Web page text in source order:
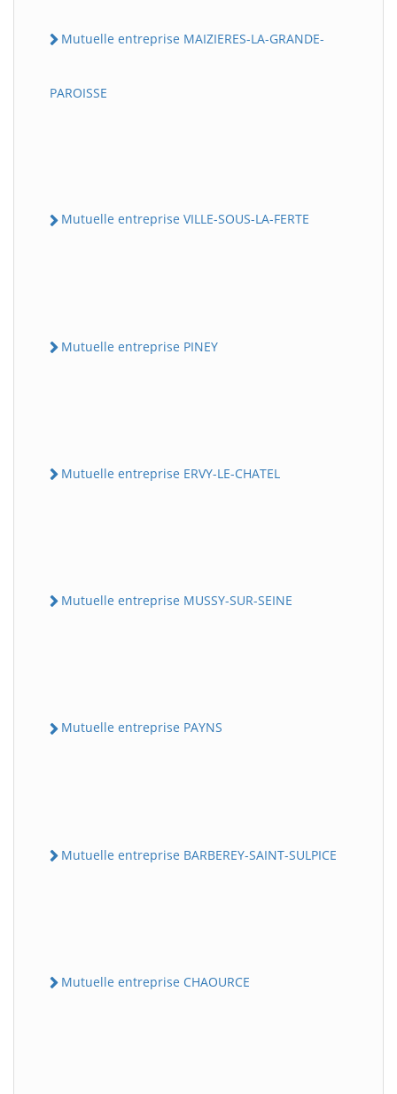
Mutuelle entreprise MAIZIERES-LA-GRANDE-
PAROISSE
Mutuelle entreprise VILLE-SOUS-LA-FERTE
Mutuelle entreprise PINEY
Mutuelle entreprise ERVY-LE-CHATEL
Mutuelle entreprise MUSSY-SUR-SEINE
Mutuelle entreprise PAYNS
Mutuelle entreprise BARBEREY-SAINT-SULPICE
Mutuelle entreprise CHAOURCE